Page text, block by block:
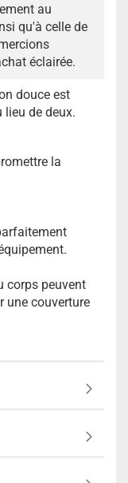
au
qu'à celle de
éclairée.
douce est
lieu de deux.
la
corps peuvent
une couverture